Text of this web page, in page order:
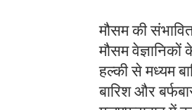
मौसम की
मौसम
हल्की से मध्यम
बारिश और